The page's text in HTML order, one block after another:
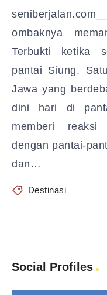
ombaknya
Terbukti ketika
pantai Siung.
Jawa yang
dini hari di
memberi
dengan pantai-
dan…
Destinasi
Social Profiles